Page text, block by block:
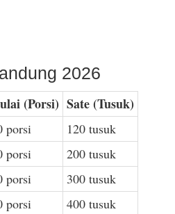
2026
(Porsi) Sate (Tusuk)
porsi
120 tusuk
porsi
200 tusuk
porsi
300 tusuk
porsi
400 tusuk